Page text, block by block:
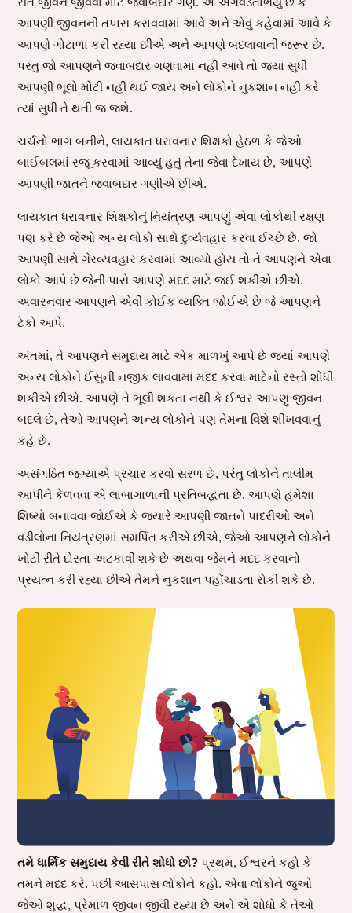
આપણી જીવનની તપાસ કરાવવામાં આવે અને એવું કહેવામાં આવે કે
આપણે ગોટાળા કરી રહ્યા છીએ અને આપણે બદલાવાની જરૂર છે.
પરંતુ જો આપણને જવાબદાર ગણવામાં નહીં આવે તો જ્યાં સુધી
આપણી ભૂલો મોટી નહીં થઈ જાય અને લોકોને નુકશાન નહીં કરે
ત્યાં સુધી તે થતી જ જશે.
ચર્ચનો ભાગ બનીને, લાયકાત ધરાવનાર શિક્ષકો હેઠળ કે જેઓ
બાઈબલમાં રજૂ કરવામાં આવ્યું હતું તેના જેવા દેખાય છે, આપણે
આપણી જાતને જવાબદાર ગણીએ છીએ.
લાયકાત ધરાવનાર શિક્ષકોનું નિયંત્રણ આપણું એવા લોકોથી રક્ષણ
પણ કરે છે જેઓ અન્ય લોકો સાથે દુર્વ્યવહાર કરવા ઈચ્છે છે. જો
આપણી સાથે ગેરવ્યવહાર કરવામાં આવ્યો હોય તો તે આપણને એવા
લોકો આપે છે જેની પાસે આપણે મદદ માટે જઈ શકીએ છીએ.
અવારનવાર આપણને એવી કોઈક વ્યક્તિ જોઈએ છે જે આપણને
ટેકો આપે.
અંતમાં, તે આપણને સમુદાય માટે એક માળખું આપે છે જ્યાં આપણે
અન્ય લોકોને ઈસુની નજીક લાવવામાં મદદ કરવા માટેનો રસ્તો શોધી
શકીએ છીએ. આપણે તે ભૂલી શકતા નથી કે ઈશ્વર આપણું જીવન
બદલે છે, તેઓ આપણને અન્ય લોકોને પણ તેમના વિશે શીખવવાનું
કહે છે.
અસંગઠિત જગ્યાએ પ્રચાર કરવો સરળ છે, પરંતુ લોકોને તાલીમ
આપીને કેળવવા એ લાંબાગાળાની પ્રતિબદ્ધતા છે. આપણે હંમેશા
શિષ્યો બનાવવા જોઈએ કે જ્યારે આપણી જાતને પાદરીઓ અને
વડીલોના નિયંત્રણમાં સમર્પિત કરીએ છીએ, જેઓ આપણને લોકોને
ખોટી રીતે દોરતા અટકાવી શકે છે અથવા જેમને મદદ કરવાનો
પ્રયત્ન કરી રહ્યા છીએ તેમને નુકશાન પહોંચાડતા રોકી શકે છે.
તમે ધાર્મિક સમુદાય કેવી રીતે શોધો છો? પ્રથમ, ઈશ્વરને કહો કે
તમને મદદ કરે. પછી આસપાસ લોકોને કહો. એવા લોકોને જુઓ
જેઓ શુદ્ધ, પ્રેમાળ જીવન જીવી રહ્યા છે અને એ શોધો કે તેઓ